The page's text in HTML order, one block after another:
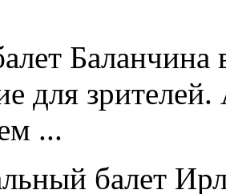
для
...